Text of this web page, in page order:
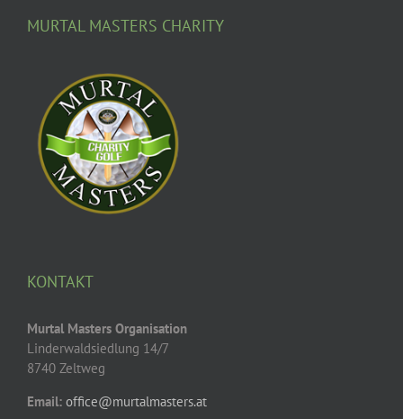
MURTAL MASTERS CHARITY
KONTAKT
Murtal Masters Organisation
Linderwaldsiedlung 14/7
8740 Zeltweg
Email: office@murtalmasters.at